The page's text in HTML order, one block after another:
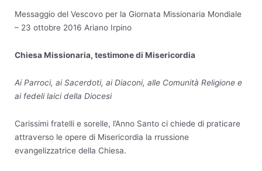
Messaggio del Vescovo per la Giornata Missionaria Mondiale
– 23 ottobre 2016 Ariano Irpino
Chiesa Missionaria, testimone di Misericordia
Ai Parroci, ai Sacerdoti, ai Diaconi, alle Comunità Religione e
ai fedeli laici della Diocesi
Carissimi fratelli e sorelle, l’Anno Santo ci chiede di praticare
attraverso le opere di Misericordia la rrussione
evangelizzatrice della Chiesa.